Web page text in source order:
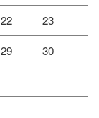
22 23
29 30